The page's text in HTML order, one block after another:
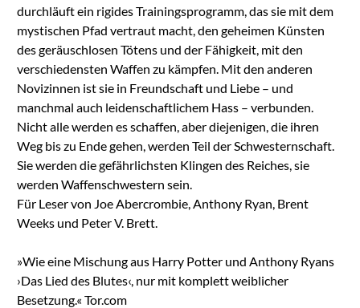
durchläuft ein rigides Trainingsprogramm, das sie mit dem
mystischen Pfad vertraut macht, den geheimen Künsten
des geräuschlosen Tötens und der Fähigkeit, mit den
verschiedensten Waffen zu kämpfen. Mit den anderen
Novizinnen ist sie in Freundschaft und Liebe – und
manchmal auch leidenschaftlichem Hass – verbunden.
Nicht alle werden es schaffen, aber diejenigen, die ihren
Weg bis zu Ende gehen, werden Teil der Schwesternschaft.
Sie werden die gefährlichsten Klingen des Reiches, sie
werden Waffenschwestern sein.
Für Leser von Joe Abercrombie, Anthony Ryan, Brent
Weeks und Peter V. Brett.
»Wie eine Mischung aus Harry Potter und Anthony Ryans
›Das Lied des Blutes‹, nur mit komplett weiblicher
Besetzung.« Tor.com